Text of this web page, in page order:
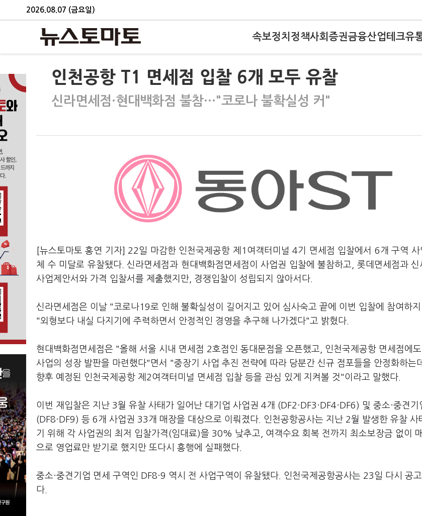
2026.08.07 (금요일)
속보정치 정책사회 증권금융산업테크유
인천공항 T1 면세점 입찰 6개 모두 유찰
신라면세점·현대백화점 불참…"코로나 불확실성 커"
[뉴스토마토 홍연 기자] 22일 마감한 인천국제공항 제1여객터미널 4기 면세점 입찰에서 6개 구역 사
체 수 미달로 유찰됐다. 신라면세점과 현대백화점면세점이 사업권 입찰에 불참하고, 롯데면세점과 신
사업제안서와 가격 입찰서를 제출했지만, 경쟁입찰이 성립되지 않아서다.
신라면세점은 이날 "코로나19로 인해 불확실성이 길어지고 있어 심사숙고 끝에 이번 입찰에 참여하
"외형보다 내실 다지기에 주력하면서 안정적인 경영을 추구해 나가겠다"고 밝혔다.
현대백화점면세점은 "올해 서울 시내 면세점 2호점인 동대문점을 오픈했고, 인천국제공항 면세점에도
사업의 성장 발판을 마련했다"면서 "중장기 사업 추진 전략에 따라 당분간 신규 점포들을 안정화하는
향후 예정된 인천국제공항 제2여객터미널 면세점 입찰 등을 관심 있게 지켜볼 것"이라고 말했다.
이번 재입찰은 지난 3월 유찰 사태가 일어난 대기업 사업권 4개 (DF2·DF3·DF4·DF6) 및 중소·중견기
(DF8·DF9) 등 6개 사업권 33개 매장을 대상으로 이뤄졌다. 인천공항공사는 지난 2월 발생한 유찰 사
기 위해 각 사업권의 최저 입찰가격(임대료)을 30% 낮추고, 여객수요 회복 전까지 최소보장금 없이
으로 영업료만 받기로 했지만 또다시 흥행에 실패했다.
중소·중견기업 면세 구역인 DF8·9 역시 전 사업구역이 유찰됐다. 인천국제공항공사는 23일 다시 공고
다.